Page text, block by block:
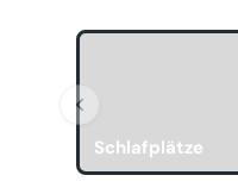
Schlafplätze